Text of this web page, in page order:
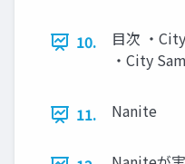
10.
目次 ・
・City
11. Nanite